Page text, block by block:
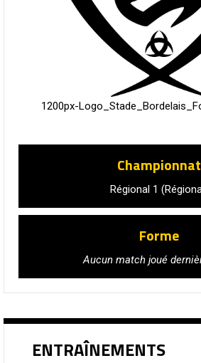
1200px-
Championnat
Régional 1
Forme
Aucun match joué
ENTRAÎNEMENTS